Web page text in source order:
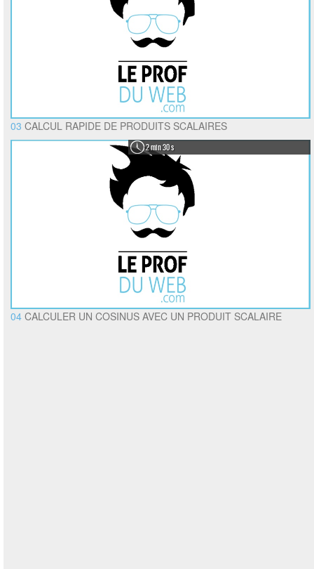
03 CALCUL RAPIDE DE PRODUITS SCALAIRES
2 min 30 s
04 CALCULER UN COSINUS AVEC UN PRODUIT SCALAIRE